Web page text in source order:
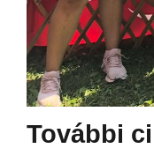
További